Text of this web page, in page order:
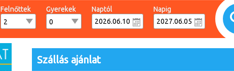
Felnőttek Gyerekek Naptól Napig
Szállás ajánlat